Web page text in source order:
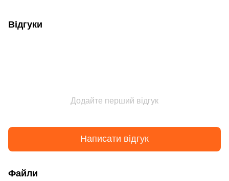
Відгуки
Додайте перший відгук
Написати відгук
Файли